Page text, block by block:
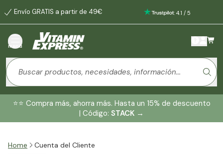
Envío GRATIS a partir de 49€ : 4.1 / 5
menú
⭐️⭐️ Compra más, ahorra más. Hasta un 15% de descuento
| Código: STACK →
Home Cuenta del Cliente